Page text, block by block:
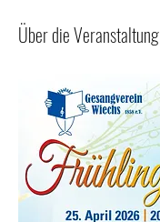
Über die Veranstaltung